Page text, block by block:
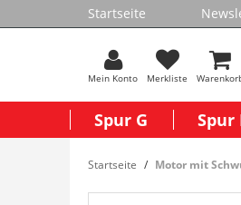
Startseite
Mein Konto Merkliste
Spur G Spur
Startseite Motor mit